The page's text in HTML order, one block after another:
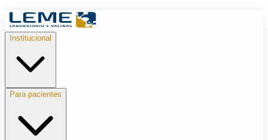
Institucional
Para pacientes